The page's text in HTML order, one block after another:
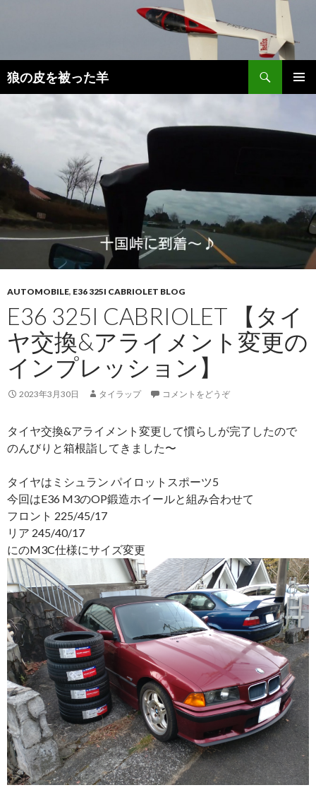
狼の皮を被った羊
検
索
へ
AUTOMOBILE, E36 325I CABRIOLET BLOG
E36 325I CABRIOLET 【タイ
ヤ交換&アライメント変更の
インプレッション】
2023年3月30日 タイラップ コメントをどうぞ
タイヤ交換&アライメント変更して慣らしが完了したので
のんびりと箱根詣してきました〜
タイヤはミシュラン パイロットスポーツ5
今回はE36 M3のOP鍛造ホイールと組み合わせて
フロント 225/45/17
リア 245/40/17
にのM3C仕様にサイズ変更